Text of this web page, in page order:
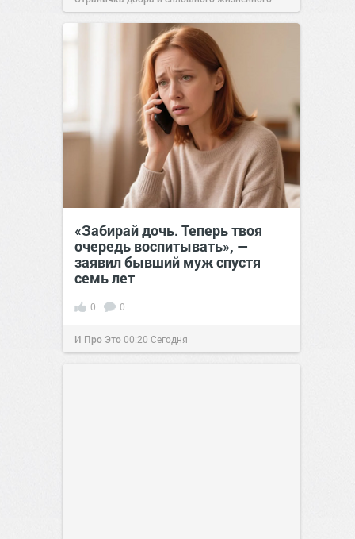
позитива!00:29Сегодня
«Забирай дочь. Теперь твоя
очередь воспитывать», —
заявил бывший муж спустя
семь лет
0 0
И Про Это00:20 Сегодня